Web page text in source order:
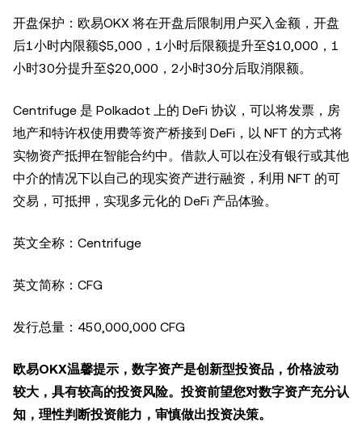
开盘保护：欧易OKX 将在开盘后限制用户买入金额，开盘
后1小时内限额$5,000，1小时后限额提升至$10,000，1
小时30分提升至$20,000，2小时30分后取消限额。
Centrifuge 是 Polkadot 上的 DeFi 协议，可以将发票，房
地产和特许权使用费等资产桥接到 DeFi，以 NFT 的方式将
实物资产抵押在智能合约中。借款人可以在没有银行或其他
中介的情况下以自己的现实资产进行融资，利用 NFT 的可
交易，可抵押，实现多元化的 DeFi 产品体验。
英文全称：Centrifuge
英文简称：CFG
发行总量：450,000,000 CFG
欧易OKX温馨提示，数字资产是创新型投资品，价格波动
较大，具有较高的投资风险。投资前望您对数字资产充分认
知，理性判断投资能力，审慎做出投资决策。